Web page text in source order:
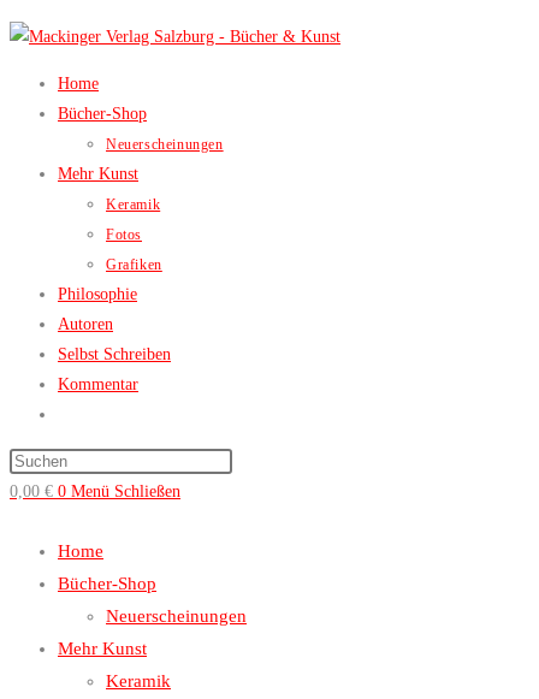
Zum
springenHome
Bücher-Shop
Neuerscheinungen
Mehr Kunst
Keramik
Fotos
Grafiken
Philosophie
Autoren
Selbst Schreiben
Kommentar
umschalten
search
0,00 € 0 Menü Schließen
Home
Bücher-Shop
Neuerscheinungen
Mehr Kunst
Keramik